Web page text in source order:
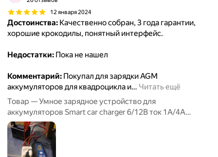
12 января 2024
Достоинства: Качественно собран, 3 года гарантии,
хорошие крокодилы, понятный интерфейс.
Недостатки: Пока не нашел
Комментарий: Покупал для зарядки AGM
аккумуляторов для квадроцикла и… Читать ещё
Товар — Умное зарядное устройство для
аккумуляторов Smart car charger 6/12В ток 1А/4А
RUNWAY